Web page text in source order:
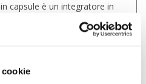
capsule è un integratore in
è infatti fondamentale per
ottimale, contrastando
per un corretto sviluppo